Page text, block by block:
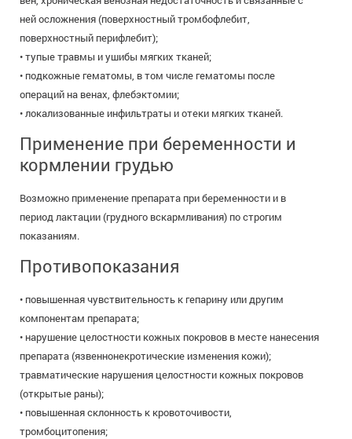
ней осложнения (поверхностный тромбофлебит,
поверхностный перифлебит);
• тупые травмы и ушибы мягких тканей;
• подкожные гематомы, в том числе гематомы после
операций на венах, флебэктомии;
• локализованные инфильтраты и отеки мягких тканей.
Применение при беременности и
кормлении грудью
Возможно применение препарата при беременности и в
период лактации (грудного вскармливания) по строгим
показаниям.
Противопоказания
• повышенная чувствительность к гепарину или другим
компонентам препарата;
• нарушение целостности кожных покровов в месте нанесения
препарата (язвеннонекротические изменения кожи);
травматические нарушения целостности кожных покровов
(открытые раны);
• повышенная склонность к кровоточивости,
тромбоцитопения;